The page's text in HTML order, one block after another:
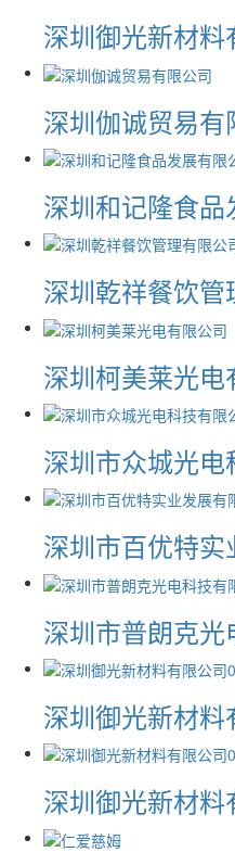
深圳御光新材
深圳伽诚贸易有
深圳和记隆食品
深圳乾祥餐饮管
深圳柯美莱光电
深圳市众城光电
深圳市百优特
深圳市普朗克
深圳御光新材
深圳御光新材